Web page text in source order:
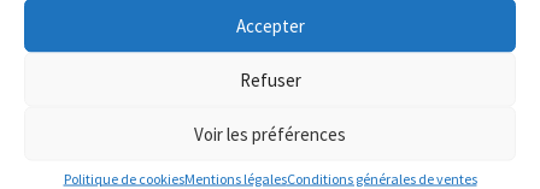
Accepter
Refuser
Voir les préférences
Politique de cookiesMentions légalesConditions générales de ventes